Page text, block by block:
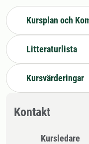
Kursplan och
Litteraturlista
Kursvärderingar
Kontakt
Kursledare